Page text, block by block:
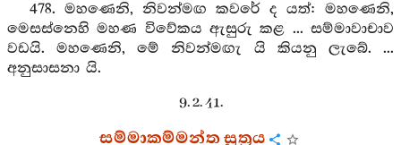
478. මහණෙනි, නිවන්මඟ කවරේ ද යත්: මහණෙනි,
මෙසස්නෙහි මහණ විවේකය ඇසුරු කළ ... සම්මාවාචාව
වඩයි. මහණෙනි, මේ නිවන්මඟැ යි කියනු ලැබේ. ...
අනුසාසනා යි.
9. 2. 41.
සම්මාකම්මන්ත සූත්‍රය